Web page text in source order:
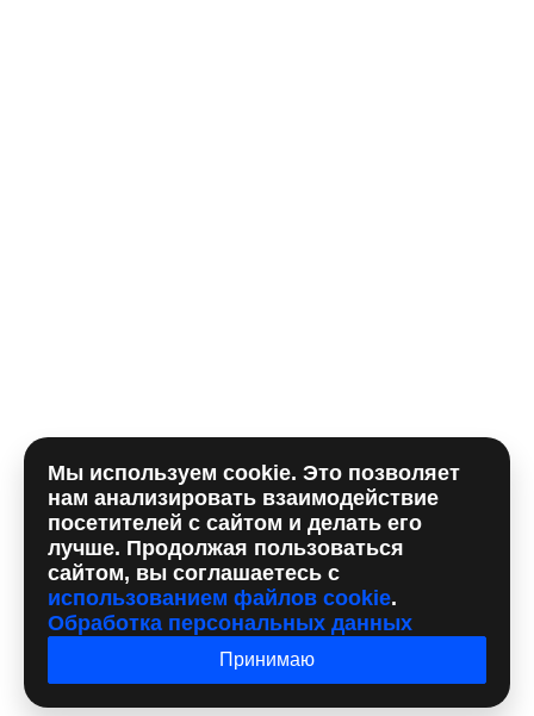
Отправляя форму, вы принимаете политику
использования сookieи даете согласие наобработку
персональных данный
Мы используем cookie. Это позволяет
нам анализировать взаимодействие
посетителей с сайтом и делать его
лучше. Продолжая пользоваться
сайтом, вы соглашаетесь с
использованием файлов cookie.
Обработка персональных данных
Принимаю